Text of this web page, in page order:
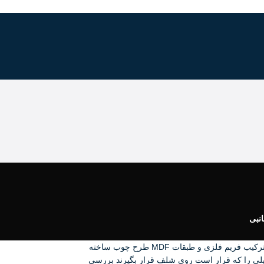
شلف ایستاده و کتابخانه فلزی حبکشلف ایستاده برای نظم‌دادن کتاب، وسایل روزمره و عناصر دکوری بدون نیاز به نصب دیواری کاربرد دارد. مدل‌های حبک با ترکیب فریم فلزی و طبقات MDF طرح چوب ساخته
را که قرار است روی شلف قرار بگیرند بررسی